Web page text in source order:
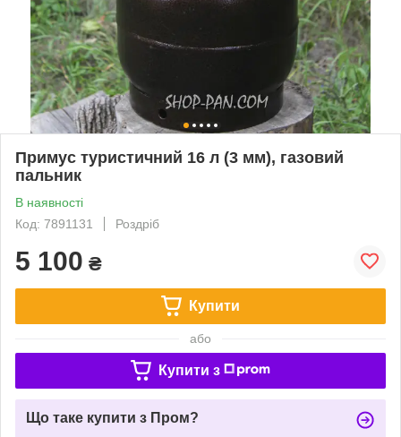
Примус туристичний 16 л (3 мм), газовий
пальник
В наявності
Код: 7891131
Роздріб
5 100 ₴
Купити
або
Купити з
Що таке купити з Пром?